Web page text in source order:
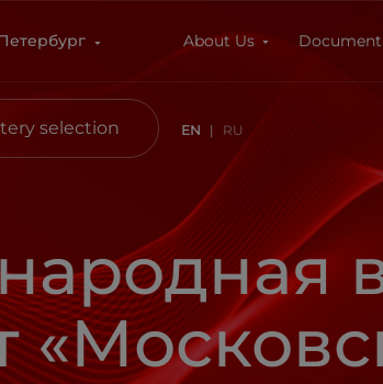
About Us
selection EN RU